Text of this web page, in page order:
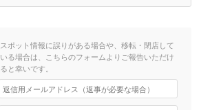
スポット情報に誤りがある場合や、移転・閉店して
いる場合は、こちらのフォームよりご報告いただけ
ると幸いです。